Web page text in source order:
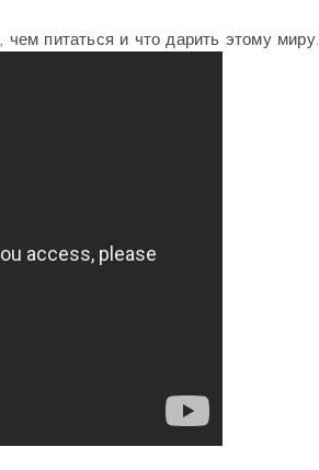
питаться и что дарить этому миру.